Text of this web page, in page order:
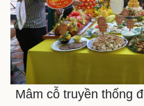
Lịch thi đấu bóng đá
Thế giới thể thao
eSports
Hậu trường
Mâm cỗ truyền thống